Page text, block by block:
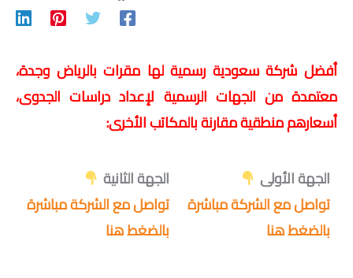
أفضل شركة سعودية رسمية لها مقرات بالرياض وجدة،
معتمدة من الجهات الرسمية لإعداد دراسات الجدوى،
أسعارهم منطقية مقارنة بالمكاتب الأخرى:
الجهة الأولى
تواصل مع الشركة مباشرة
بالضغط هنا
الجهة الثانية
تواصل مع الشركة مباشرة
بالضغط هنا